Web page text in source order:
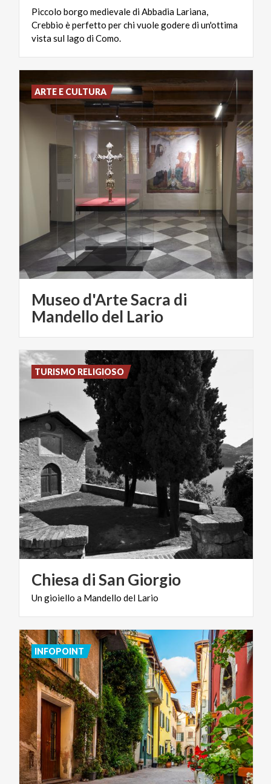
Piccolo borgo medievale di Abbadia Lariana,
Crebbio è perfetto per chi vuole godere di un'ottima
vista sul lago di Como.
Museo d'Arte Sacra di
Mandello del Lario
ARTE E CULTURA
Chiesa diSan Giorgio
Ungioiello a Mandello del Lario
TURISMO RELIGIOSO
INFOPOINT